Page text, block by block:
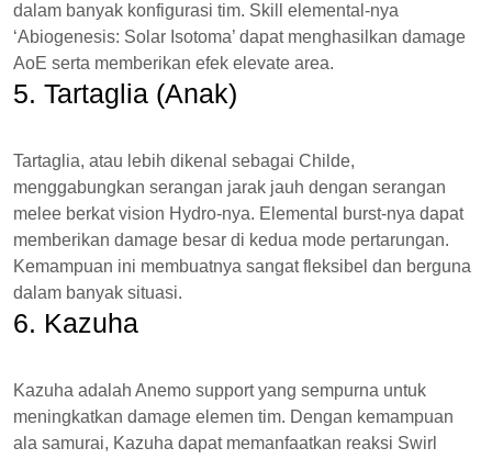
dalam banyak konfigurasi tim. Skill elemental-nya
‘Abiogenesis: Solar Isotoma’ dapat menghasilkan damage
AoE serta memberikan efek elevate area.
5. Tartaglia (Anak)
Tartaglia, atau lebih dikenal sebagai Childe,
menggabungkan serangan jarak jauh dengan serangan
melee berkat vision Hydro-nya. Elemental burst-nya dapat
memberikan damage besar di kedua mode pertarungan.
Kemampuan ini membuatnya sangat fleksibel dan berguna
dalam banyak situasi.
6. Kazuha
Kazuha adalah Anemo support yang sempurna untuk
meningkatkan damage elemen tim. Dengan kemampuan
ala samurai, Kazuha dapat memanfaatkan reaksi Swirl